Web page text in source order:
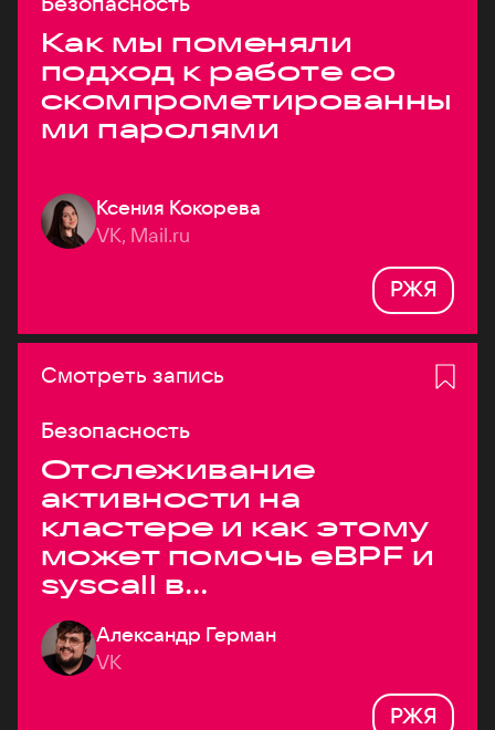
Как мы поменяли
подход к работе со
скомпрометированны
ми паролями
Ксения Кокорева
VK, Mail.ru
РЖЯ
Смотреть запись
Безопасность
Отслеживание
активности на
кластере и как этому
может помочь eBPF и
syscall в
высоконагруженных
системах
Александр Герман
VK
РЖЯ